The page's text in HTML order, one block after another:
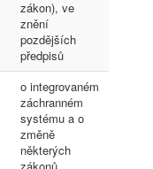
zákon), ve
znění
pozdějších
předpisů
o integrovaném
záchranném
systému a o
změně
některých